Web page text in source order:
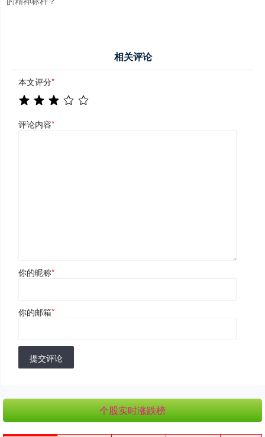
相关评论
本文评分*
评论内容*
你的昵称*
你的邮箱*
提交评论
个股实时涨跌榜